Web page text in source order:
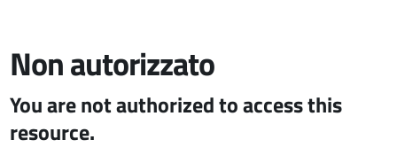
Non autorizzato
You are not authorized to access this
resource.